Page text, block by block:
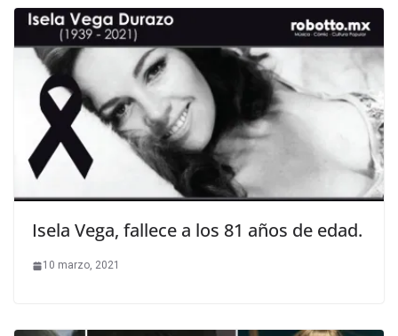
Isela Vega, fallece a los 81 años de edad.
10 marzo, 2021